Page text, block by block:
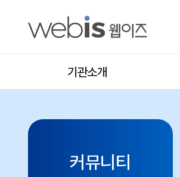
기관소개
커뮤니티